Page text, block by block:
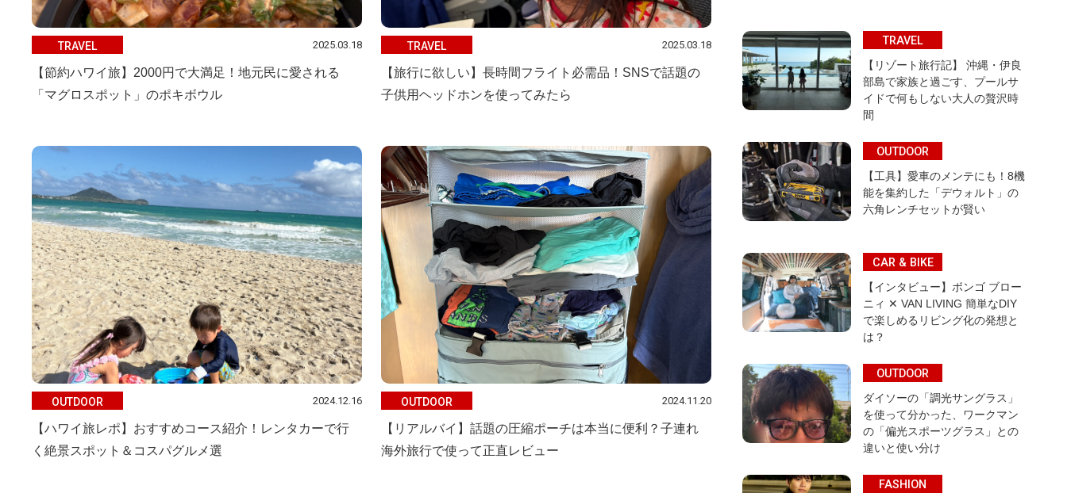
TRAVEL 2025.03.18
【節約ハワイ旅】2000円で大満足！地元民に愛される
「マグロスポット」のポキボウル
TRAVEL 2025.03.18
【旅行に欲しい】長時間フライト必需品！SNSで話題の
子供用ヘッドホンを使ってみたら
OUTDOOR 2024.12.16
【ハワイ旅レポ】おすすめコース紹介！レンタカーで行
く絶景スポット＆コスパグルメ選
OUTDOOR 2024.11.20
【リアルバイ】話題の圧縮ポーチは本当に便利？子連れ
海外旅行で使って正直レビュー
TRAVEL
【リゾート旅行記】 沖縄・伊良
部島で家族と過ごす、プールサ
イドで何もしない大人の贅沢時
間
OUTDOOR
【工具】愛車のメンテにも！8機
能を集約した「デウォルト」の
六角レンチセットが賢い
CAR & BIKE
【インタビュー】ボンゴ ブロー
ニィ ✕ VAN LIVING 簡単なDIY
で楽しめるリビング化の発想と
は？
OUTDOOR
ダイソーの「調光サングラス」
を使って分かった、ワークマン
の「偏光スポーツグラス」との
違いと使い分け
FASHION